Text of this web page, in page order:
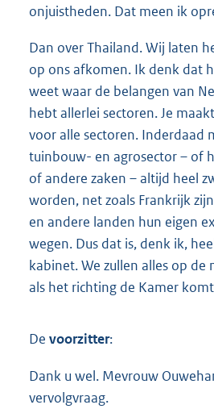
onjuistheden. Dat meen ik
Dan over Thailand. Wij laten
op ons afkomen. Ik denk dat
weet waar de belangen van
hebt allerlei sectoren. Je
voor alle sectoren. Inderdaad
tuinbouw- en agrosector – of
of andere zaken – altijd heel
worden, net zoals Frankrijk
en andere landen hun eigen
wegen. Dus dat is, denk ik,
kabinet. We zullen alles op de
als het richting de Kamer
De voorzitter:
Dank u wel. Mevrouw
vervolgvraag.